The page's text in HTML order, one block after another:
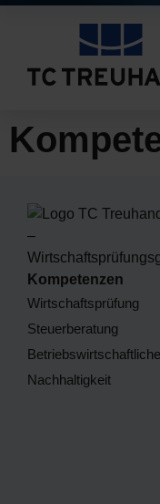
Kompetenzen
Wirtschaftsprüfung
Steuerberatung
Nachhaltigkeit